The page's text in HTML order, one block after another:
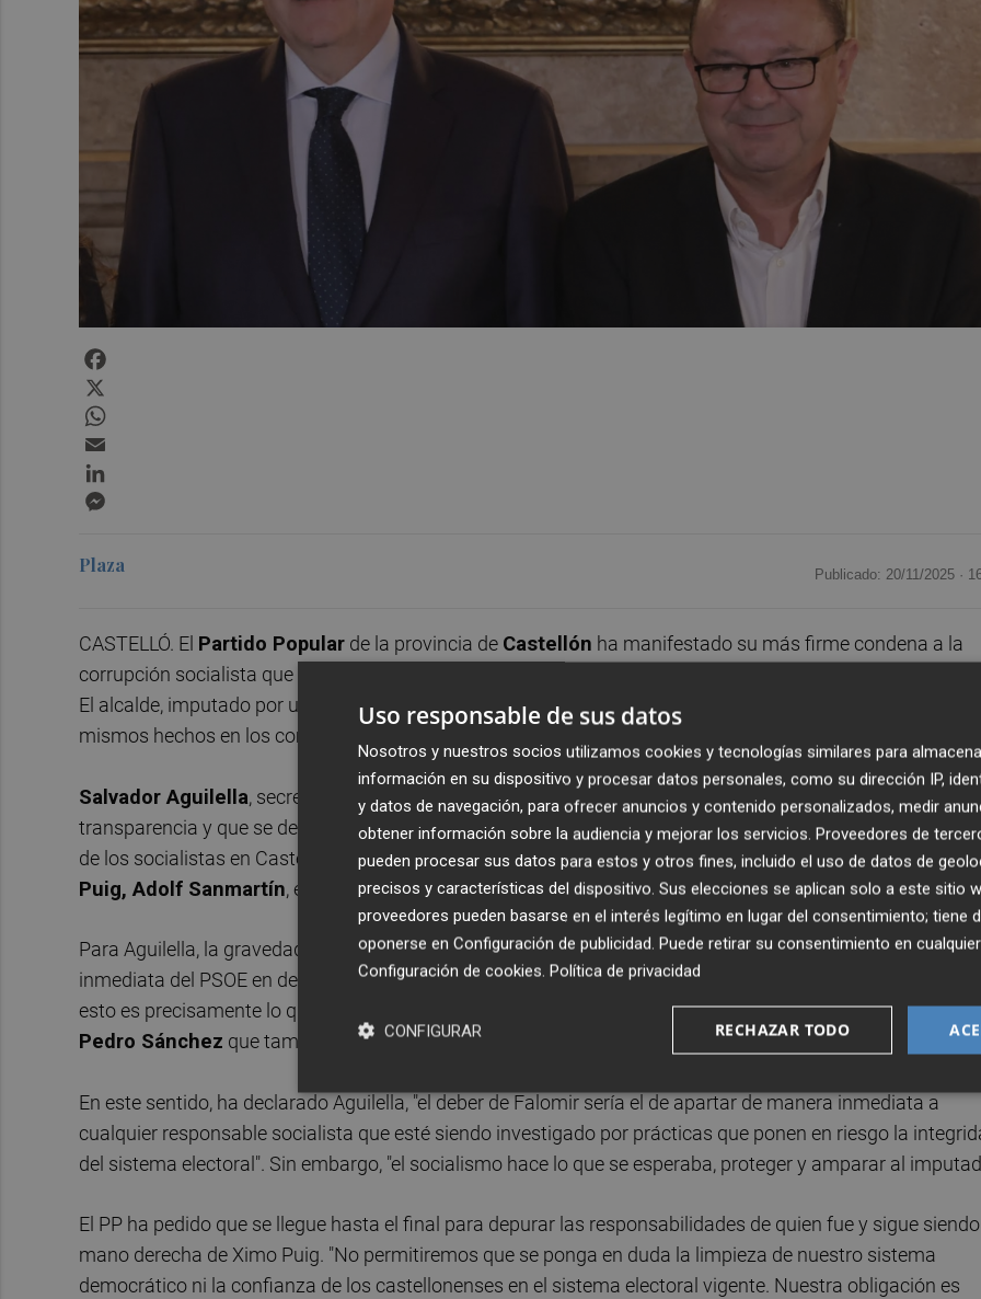
Plaza Publicado: 20/11/2025 ·
CASTELLÓ. El Partido Popular de la provincia de Castellón ha manifestado su más firme condena a la
corrupción socialista que investiga el juzgado de instrucción número 2 de Vinaròs en
El alcalde, imputado por un presunto delito de fraude electoral en 2023, también está señalado por estos
mismos hechos en los comicios de 2019.
Salvador Aguilella, secretario general del PPCS, ha exigido "una investigación completa, la máxima
transparencia y que se depuren responsabilidades hasta el final". Y ha lamentado que el secretario
de los socialistas en Castellón,
Samuel Falomir, cierre filas en torno a su alcalde y mano derecha de
Puig, Adolf Sanmartín, en lugar de "defender la democracia que el PSOE pone en riesgo".
Para Aguilella, la gravedad de los delitos que se investigan como "grupo criminal" exige "una reacción
inmediata del PSOE en defensa de la democracia, en lugar de hacia otro lado y apoyar a los imputados. Y
esto es precisamente lo que ha hecho el secretario general del PSOE en la provincia, siguiendo el ejemplo
Pedro Sánchez que también mostró su apoyo a Ábalos".
En este sentido, ha declarado Aguilella, "el deber de Falomir sería el de apartar de manera inmediata a
cualquier responsable socialista que esté siendo investigado por prácticas que ponen en riesgo la
del sistema electoral". Sin embargo, "el socialismo hace lo que se esperaba, proteger y amparar al
El PP ha pedido que se llegue hasta el final para depurar las responsabilidades de quien fue y sigue siendo
mano derecha de Ximo Puig. "No permitiremos que se ponga en duda la limpieza de nuestro sistema
democrático ni la confianza de los castellonenses en el sistema electoral vigente. Nuestra obligación es
Uso responsable de sus datos
Nosotros y nuestros socios utilizamos cookies y tecnologías similares para
información en su dispositivo y procesar datos personales, como su dirección IP,
y datos de navegación, para ofrecer anuncios y contenido personalizados, medir
obtener información sobre la audiencia y mejorar los servicios. Proveedores de
pueden procesar sus datos para estos y otros fines, incluido el uso de datos de
precisos y características del dispositivo. Sus elecciones se aplican solo a este sitio
proveedores pueden basarse en el interés legítimo en lugar del consentimiento; tiene
oponerse en Configuración de publicidad. Puede retirar su consentimiento en
Configuración de cookies. Política de privacidad
RECHAZAR TODO
CONFIGURAR